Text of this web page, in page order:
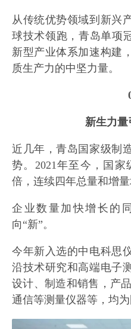
从传统优势领域到新兴
球技术领跑，青岛单项
新型产业体系加速构建
质生产力的中坚力量。
新生力
近几年，青岛国家级制
势。2021年至今，国
倍，连续四年总量和增量
企业数量加快增长的
向“新”。
今年新入选的中电科思
沿技术研究和高端电子
设计、制造和销售，产
通信等测量仪器等，均